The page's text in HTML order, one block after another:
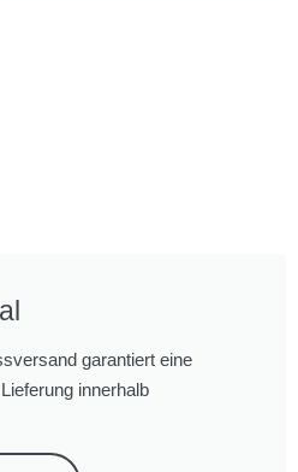
garantiert eine
innerhalb